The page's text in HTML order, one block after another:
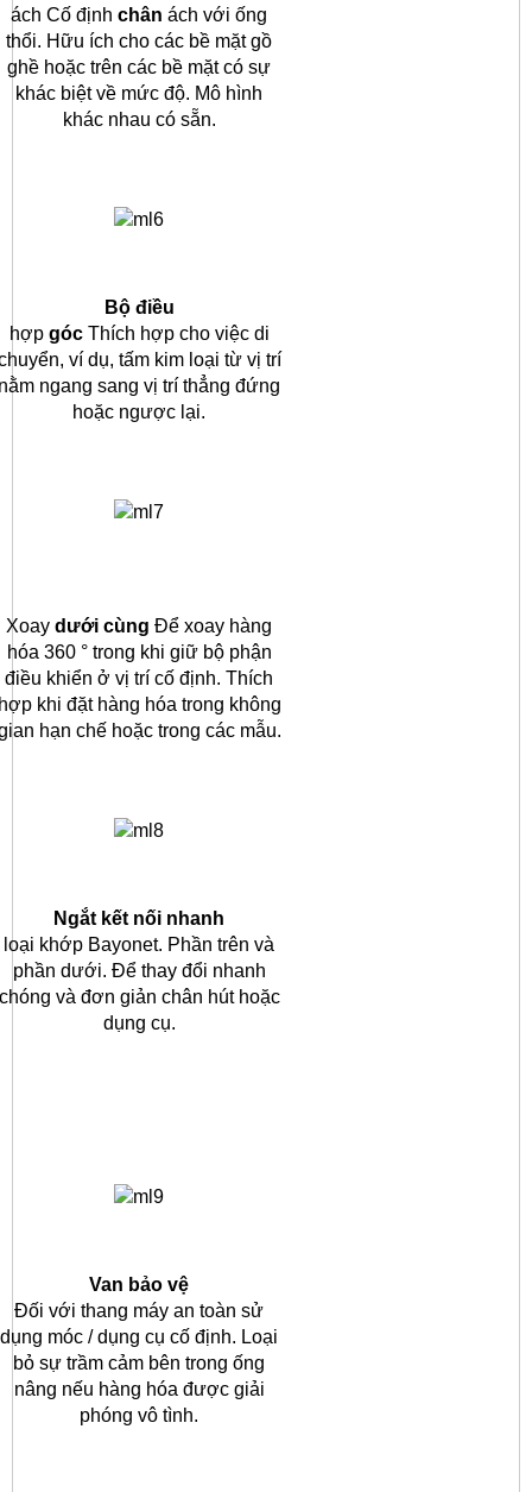
ách Cố định chân ách với ống
thổi. Hữu ích cho các bề mặt gồ
ghề hoặc trên các bề mặt có sự
khác biệt về mức độ. Mô hình
khác nhau có sẵn.
Bộ điều
hợp gócThích hợp cho việc di
ví dụ, tấm kim loại từ vị trí
ngang sang vị trí thẳng đứng
hoặc ngược lại.
Xoay dưới cùng Để xoay hàng
hóa 360 ° trong khi giữ bộ phận
điều khiển ở vị trí cố định. Thích
khi đặt hàng hóa trong không
hạn chế hoặc trong các mẫu.
Ngắt kết nối nhanh
loại khớp Bayonet. Phần trên và
phần dưới. Để thay đổi nhanh
và đơn giản chân hút hoặc
dụng cụ.
Van bảo vệ
Đối với thang máy an toàn sử
dụng móc / dụng cụ cố định. Loại
bỏ sự trầm cảm bên trong ống
nâng nếu hàng hóa được giải
phóng vô tình.